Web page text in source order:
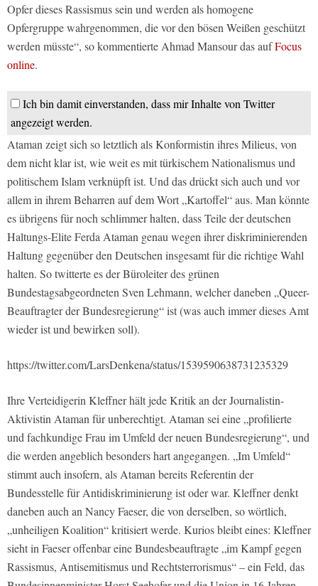
Opfer dieses Rassismus sein und werden als homogene
Opfergruppe wahrgenommen, die vor den bösen Weißen geschützt
werden müsste“, so kommentierte Ahmad Mansour das aufFocus
online.
Ich bin damit einverstanden, dass mir Inhalte von Twitter
angezeigt werden.
Ataman zeigt sich so letztlich als Konformistin ihres Milieus, von
dem nicht klar ist, wie weit es mit türkischem Nationalismus und
politischem Islam verknüpft ist. Und das drückt sich auch und vor
allem in ihrem Beharren auf dem Wort „Kartoffel“ aus. Man könnte
es übrigens für noch schlimmer halten, dass Teile der deutschen
Haltungs-Elite Ferda Ataman genau wegen ihrer diskriminierenden
Haltung gegenüber den Deutschen insgesamt für die richtige Wahl
halten. So twitterte es der Büroleiter des grünen
Bundestagsabgeordneten Sven Lehmann, welcher daneben „Queer-
Beauftragter der Bundesregierung“ ist (was auch immer dieses Amt
wieder ist und bewirken soll).
https://twitter.com/LarsDenkena/status/1539590638731235329
Ihre Verteidigerin Kleffner hält jede Kritik an der Journalistin-
Aktivistin Ataman für unberechtigt. Ataman sei eine „profilierte
und fachkundige Frau im Umfeld der neuen Bundesregierung“, und
die werden angeblich besonders hart angegangen. „Im Umfeld“
stimmt auch insofern, als Ataman bereits Referentin der
Bundesstelle für Antidiskriminierung ist oder war. Kleffner denkt
daneben auch an Nancy Faeser, die von derselben, so wörtlich,
„unheiligen Koalition“ kritisiert werde. Kurios bleibt eines: Kleffner
sieht in Faeser offenbar eine Bundesbeauftragte „im Kampf gegen
Rassismus, Antisemitismus und Rechtsterrorismus“ – ein Feld, das